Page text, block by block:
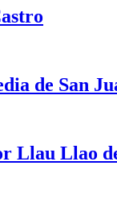
de San
Llau Llao